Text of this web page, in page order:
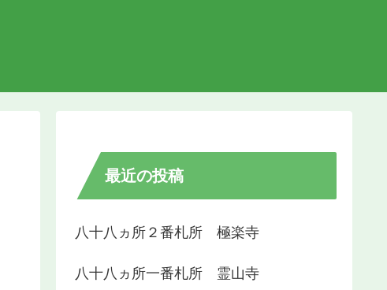
最近の投稿
八十八ヵ所２番札所 極楽寺
八十八ヵ所一番札所 霊山寺